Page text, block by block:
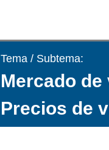
Tema / Subtema:
Mercado de
Precios de